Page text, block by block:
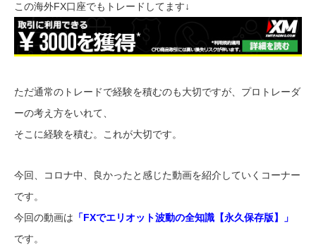
この海外FX口座でもトレードしてます↓
ただ通常のトレードで経験を積むのも大切ですが、プロトレーダ
ーの考え方をいれて、
そこに経験を積む。これが大切です。
今回、コロナ中、良かったと感じた動画を紹介していくコーナー
です。
今回の動画は 「FXでエリオット波動の全知識【永久保存版】」
です。